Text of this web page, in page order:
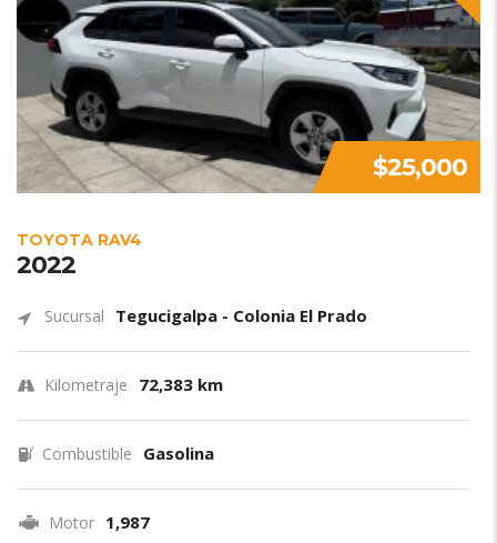
$25,000
TOYOTA RAV4
2022
Sucursal Tegucigalpa - Colonia El Prado
Kilometraje 72,383 km
Combustible Gasolina
Motor 1,987